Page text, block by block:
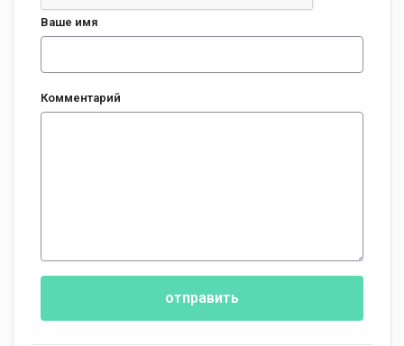
Ваше имя
Комментарий
отправить